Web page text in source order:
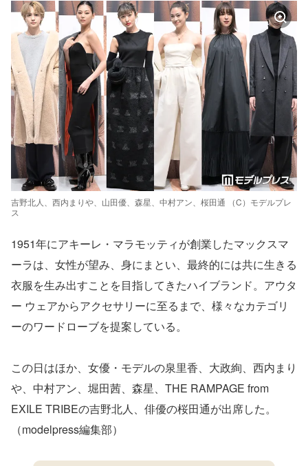
吉野北人、西内まりや、山田優、森星、中村アン、桜田通 （C）モデルプレ
ス
1951年にアキーレ・マラモッティが創業したマックスマ
ーラは、女性が望み、身にまとい、最終的には共に生きる
衣服を生み出すことを目指してきたハイブランド。アウタ
ー ウェアからアクセサリーに至るまで、様々なカテゴリ
ーのワードローブを提案している。
この日はほか、女優・モデルの泉里香、大政絢、西内まり
や、中村アン、堀田茜、森星、THE RAMPAGE from
EXILE TRIBEの吉野北人、俳優の桜田通が出席した。
（modelpress編集部）